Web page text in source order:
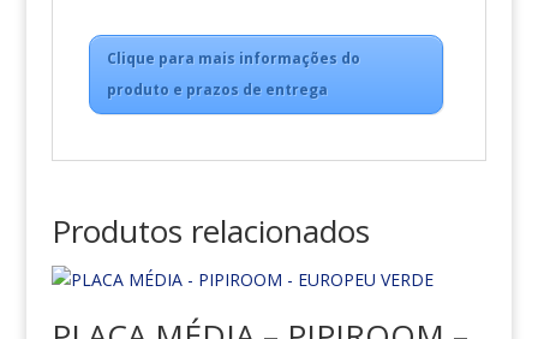
Clique para mais informações do
produto e prazos de entrega
Produtos relacionados